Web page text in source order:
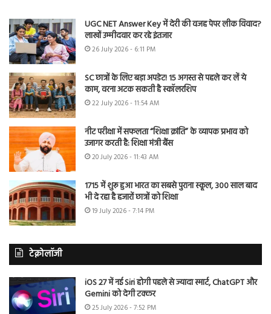
UGC NET Answer Key में देरी की वजह पेपर लीक विवाद?
लाखों उम्मीदवार कर रहे इंतजार
26 July 2026 - 6:11 PM
SC छात्रों के लिए बड़ा अपडेट! 15 अगस्त से पहले कर लें ये
काम, वरना अटक सकती है स्कॉलरशिप
22 July 2026 - 11:54 AM
नीट परीक्षा में सफलता “शिक्षा क्रांति” के व्यापक प्रभाव को
उजागर करती है: शिक्षा मंत्री बैंस
20 July 2026 - 11:43 AM
1715 में शुरू हुआ भारत का सबसे पुराना स्कूल, 300 साल बाद
भी दे रहा है हजारों छात्रों को शिक्षा
19 July 2026 - 7:14 PM
टेक्नोलॉजी
iOS 27 में नई Siri होगी पहले से ज्यादा स्मार्ट, ChatGPT और
Gemini को देगी टक्कर
25 July 2026 - 7:52 PM